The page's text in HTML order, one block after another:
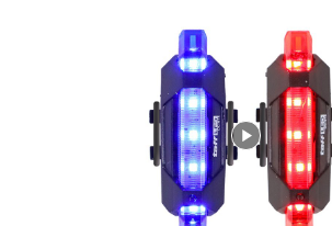
Desain Compact dan Ringan
Dengan ukuran hanya 7.4 x 3.3 x 2.3 cm, lampu
praktis digunakan sehari-hari. Desain minimalis
sepeda tetap rapi dan modern. Material ABS
memberikan daya tahan yang baik terhadap
Sangat ideal untuk pengguna yang
sepeda yang simpel namun tetap fungsional.
Kelengkapan Produk